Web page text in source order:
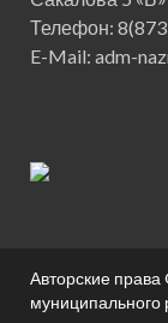
Телефон:
E-Mail: adm-
Авторские
муниципального